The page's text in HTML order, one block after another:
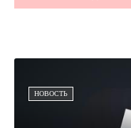
НОВОСТЬ